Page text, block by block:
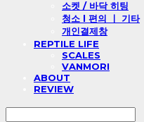
소켓 / 바닥 히팅
청소 l 편의 ㅣ 기타
개인결제창
REPTILE LIFE
SCALES
VANMORI
ABOUT
REVIEW